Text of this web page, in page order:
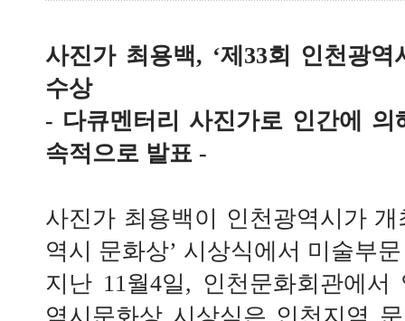
사진가 최용백, ‘제33회 인천광역
수상
- 다큐멘터리 사진가로 인간에
속적으로 발표 -
사진가 최용백이 인천광역시가 개
역시 문화상’ 시상식에서 미술부
지난 11월4일, 인천문화회관에서